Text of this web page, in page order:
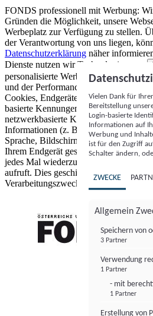
FONDS professionell mit Werbung:
Gründen die Möglichkeit, unsere
Werbeplatz zur Verfügung zu stellen.
der Verantwortung von uns liegen,
Datenschutzerklärung näher
Dienste nutzen wir Technologien von
personalisierte Werbung und Inhalte,
und der Performance von Inhalten
Cookies, Endgeräte- oder ähnliche
basierte Kennungen, zufällig
netzwerkbasierte Kennungen) können
Informationen (z. B. Browsertyp und
Sprache, Bildschirmgröße,
Ihrem Endgerät gespeichert oder von
jedes Mal wiederzuerkennen, wenn es
aufruft. Dies geschieht für einen oder
Verarbeitungszwecke.
Vielen Dank für
Bereitstellung
Login-basierte
Informationen auf
Werbung und
ist für den Zugriff
Schalter ändern,
ZWECKE
Allgemein
Speichern von
3 Partner
Verwendung
1 Partner
- mit
1 Partner
Erstellung von
FONDS professionell